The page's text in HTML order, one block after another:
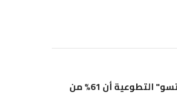
أظهرت نتائج مسح جديد أجرته منظمة "فيتسو" التطوعية أن 61% من